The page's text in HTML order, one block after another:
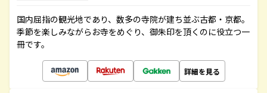
国内屈指の観光地であり、数多の寺院が建ち並ぶ古都・京都。
季節を楽しみながらお寺をめぐり、御朱印を頂くのに役立つ一
冊です。
詳細を見る